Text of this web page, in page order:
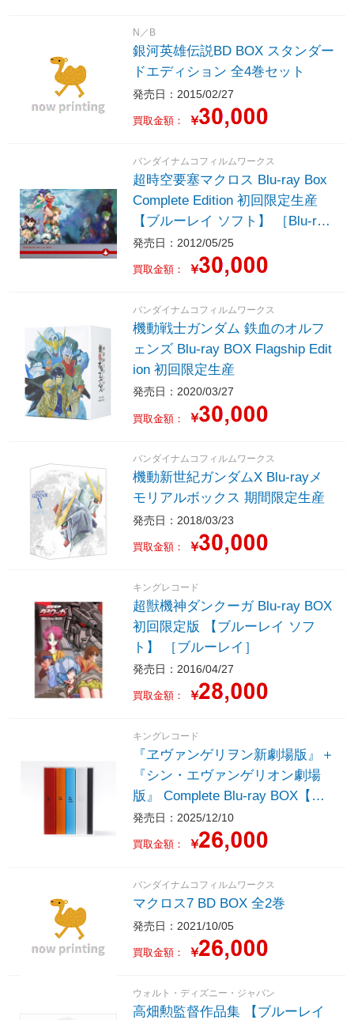
N／B
銀河英雄伝説BD BOX スタンダー
ドエディション 全4巻セット
発売日：2015/02/27
買取金額： ￥
バンダイナムコフィルムワークス
超時空要塞マクロス Blu-ray Box
Complete Edition 初回限定生産
【ブルーレイ ソフト】 ［Blu-ray
Disc］
発売日：2012/05/25
買取金額： ￥
バンダイナムコフィルムワークス
機動戦士ガンダム 鉄血のオルフ
ェンズ Blu-ray BOX Flagship Edit
ion 初回限定生産
発売日：2020/03/27
買取金額： ￥
バンダイナムコフィルムワークス
機動新世紀ガンダムX Blu-rayメ
モリアルボックス 期間限定生産
発売日：2018/03/23
買取金額： ￥
キングレコード
超獣機神ダンクーガ Blu-ray BOX
初回限定版 【ブルーレイ ソフ
ト】 ［ブルーレイ］
発売日：2016/04/27
買取金額： ￥
キングレコード
『ヱヴァンゲリヲン新劇場版』＋
『シン・エヴァンゲリオン劇場
版』 Complete Blu-ray BOX【初
回限定版】（Blu-ray＋4K Ultra H
D Blu-ray）
発売日：2025/12/10
買取金額： ￥
バンダイナムコフィルムワークス
マクロス7 BD BOX 全2巻
発売日：2021/10/05
買取金額： ￥
ウォルト・ディズニー・ジャパン
高畑勲監督作品集 【ブルーレイ